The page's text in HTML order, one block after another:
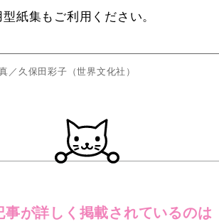
紙集もご利⽤ください。
久保⽥彩⼦（世界⽂化社）
事が詳しく 掲載されているのは